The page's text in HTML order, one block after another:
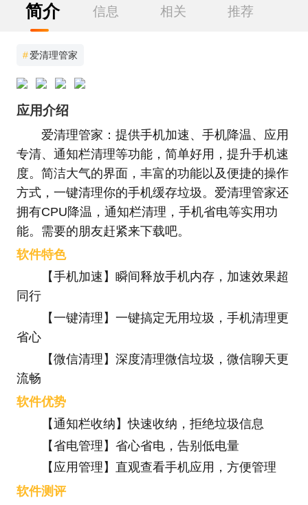
简介 信息 相关 推荐
#爱清理管家
应用介绍
爱清理管家：提供手机加速、手机降温、应用
专清、通知栏清理等功能，简单好用，提升手机速
度。简洁大气的界面，丰富的功能以及便捷的操作
方式，一键清理你的手机缓存垃圾。爱清理管家还
拥有CPU降温，通知栏清理，手机省电等实用功
能。需要的朋友赶紧来下载吧。
软件特色
【手机加速】瞬间释放手机内存，加速效果超
同行
【一键清理】一键搞定无用垃圾，手机清理更
省心
【微信清理】深度清理微信垃圾，微信聊天更
流畅
软件优势
【通知栏收纳】快速收纳，拒绝垃圾信息
【省电管理】省心省电，告别低电量
【应用管理】直观查看手机应用，方便管理
软件测评